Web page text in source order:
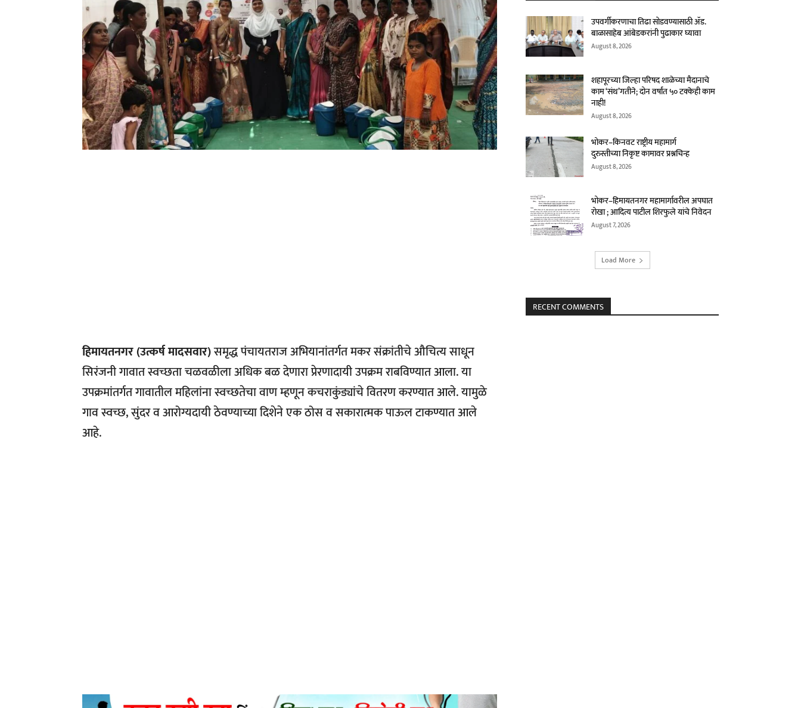
हिमायतनगर (उत्कर्ष मादसवार)समृद्ध पंचायतराज अभियानांतर्गत मकर संक्रांतीचे औचित्य साधून
सिरंजनी गावात स्वच्छता चळवळीला अधिक बळ देणारा प्रेरणादायी उपक्रम राबविण्यात आला. या
उपक्रमांतर्गत गावातील महिलांना स्वच्छतेचा वाण म्हणून कचराकुंड्यांचे वितरण करण्यात आले. यामुळे
गाव स्वच्छ, सुंदर व आरोग्यदायी ठेवण्याच्या दिशेने एक ठोस व सकारात्मक पाऊल टाकण्यात आले
आहे.
उपवर्गीकरणाचा तिढा सोडवण्यासाठी ॲड.
बाळासाहेब आंबेडकरांनी पुढाकार घ्यावा
August 8, 2026
शहापूरच्या जिल्हा परिषद शाळेच्या मैदानाचे
काम ‘संथ’गतीने; दोन वर्षांत ५० टक्केही काम
नाही!
August 8, 2026
भोकर–किनवट राष्ट्रीय महामार्ग
दुरुस्तीच्या निकृष्ट कामावर प्रश्नचिन्ह
August 8, 2026
भोकर–हिमायतनगर महामार्गावरील अपघात
रोखा ; आदित्य पाटील शिरफुले यांचे निवेदन
August 7, 2026
Load More
RECENT COMMENTS